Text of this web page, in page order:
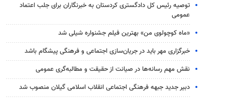
توصیه رئیس کل دادگستری کردستان به خبرنگاران برای جلب اعتماد
عمومی
«ماه کوچولوی من» بهترین فیلم جشنواره شیلی شد
خبرگزاری مهر باید در جریان‌سازی اجتماعی و فرهنگی پیشگام باشد
نقش مهم رسانه‌ها در صیانت از حقیقت و مطالبه‌گری عمومی
دبیر جدید جبهه فرهنگی اجتماعی انقلاب اسلامی گیلان منصوب شد